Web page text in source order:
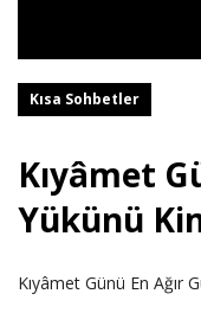
Kısa Sohbetler
Kıyâmet
Yükünü
Kıyâmet Günü En Ağır